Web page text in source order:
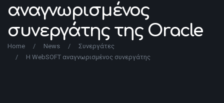
αναγνωρισμένος
συνεργάτης της Oracle
Home / News /
Συνεργάτες
/
Η WebSOFT αναγνωρισμένος συνεργάτης